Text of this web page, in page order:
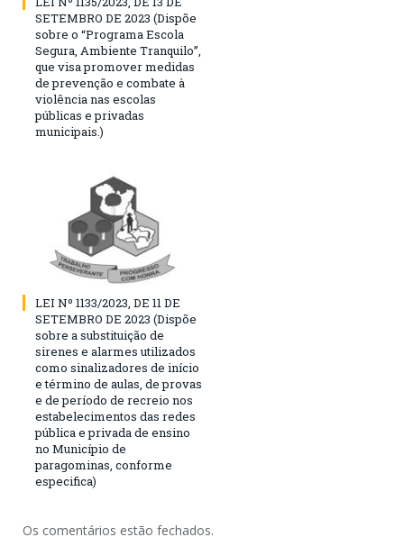
SETEMBRO DE 2023 (Dispõe
sobre o “Programa Escola
Segura, Ambiente Tranquilo”,
que visa promover medidas
de prevenção e combate à
violência nas escolas
públicas e privadas
municipais.)
LEI Nº 1133/2023, DE 11 DE
SETEMBRO DE 2023 (Dispõe
sobre a substituição de
sirenes e alarmes utilizados
como sinalizadores de início
e término de aulas, de provas
e de período de recreio nos
estabelecimentos das redes
pública e privada de ensino
no Município de
paragominas, conforme
especifica)
Os comentários estão fechados.